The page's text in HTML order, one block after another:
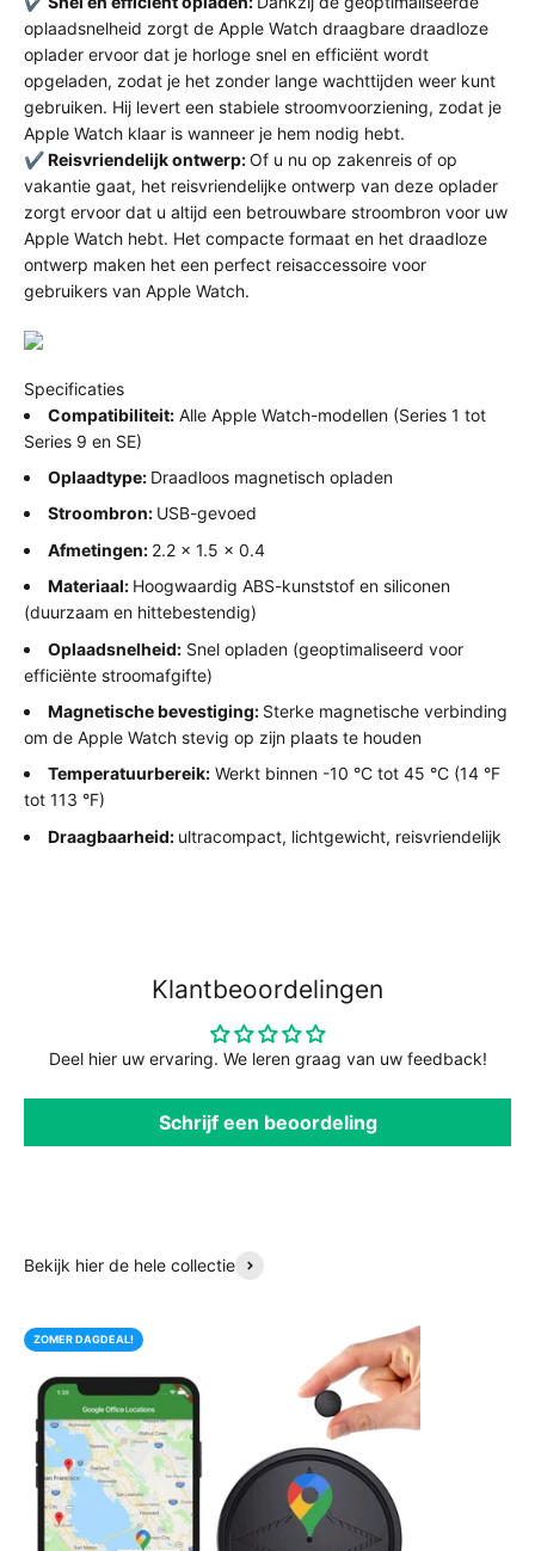
oplaadsnelheid zorgt de Apple Watch draagbare draadloze
oplader ervoor dat je horloge snel en efficiënt wordt
opgeladen, zodat je het zonder lange wachttijden weer kunt
gebruiken. Hij levert een stabiele stroomvoorziening, zodat je
Apple Watch klaar is wanneer je hem nodig hebt.
✔️Reisvriendelijk ontwerp:Of u nu op zakenreis of op
vakantie gaat, het reisvriendelijke ontwerp van deze oplader
zorgt ervoor dat u altijd een betrouwbare stroombron voor uw
Apple Watch hebt. Het compacte formaat en het draadloze
ontwerp maken het een perfect reisaccessoire voor
gebruikers van Apple Watch.
Specificaties
Compatibiliteit: Alle Apple Watch-modellen (Series 1 tot
Series 9 en SE)
Oplaadtype: Draadloos magnetisch opladen
Stroombron: USB-gevoed
Afmetingen: 2.2 x 1.5 x 0.4
Materiaal: Hoogwaardig ABS-kunststof en siliconen
(duurzaam en hittebestendig)
Oplaadsnelheid: Snel opladen (geoptimaliseerd voor
efficiënte stroomafgifte)
Magnetische bevestiging: Sterke magnetische verbinding
om de Apple Watch stevig op zijn plaats te houden
Temperatuurbereik: Werkt binnen -10 °C tot 45 °C (14 °F
tot 113 °F)
Draagbaarheid: ultracompact, lichtgewicht, reisvriendelijk
Klantbeoordelingen
Deel hier uw ervaring. We leren graag van uw feedback!
Schrijf een beoordeling
Bekijk hier de hele collectie
ZOMER DAGDEAL!